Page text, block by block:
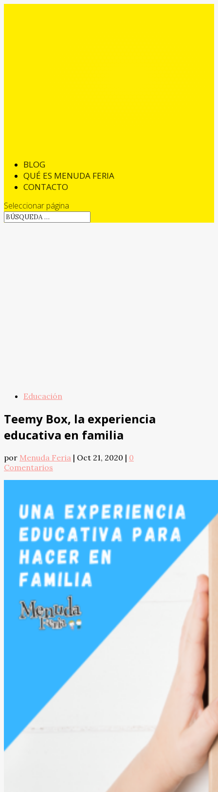
BLOG
QUÉ ES MENUDA FERIA
CONTACTO
Seleccionar página
Educación
Teemy Box, la experiencia
educativa en familia
por Menuda Feria | Oct 21, 2020 | 0
Comentarios